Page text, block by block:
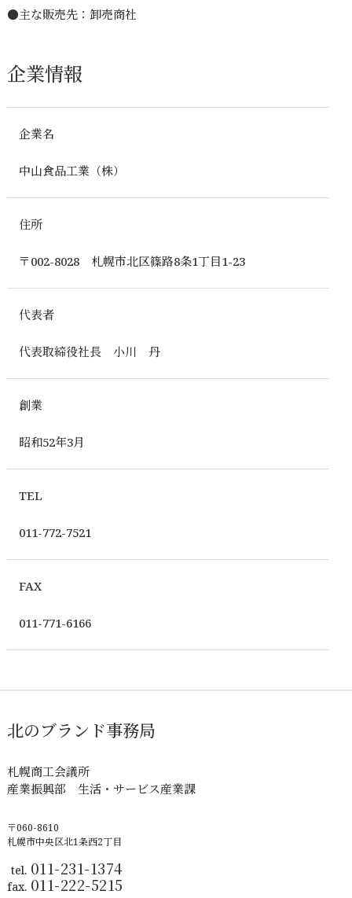
●主な販売先：卸売商社
企業情報
企業名
中山食品工業（株）
住所
〒002-8028 札幌市北区篠路8条1丁目1-23
代表者
代表取締役社長 小川 丹
創業
昭和52年3月
TEL
011-772-7521
FAX
011-771-6166
北のブランド事務局
札幌商工会議所
産業振興部 生活・サービス産業課
〒060-8610
札幌市中央区北1条西2丁目
tel. 011-231-1374
fax. 011-222-5215